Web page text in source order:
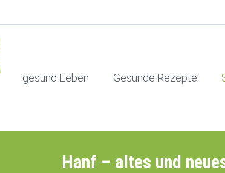
gesund Leben Gesunde Rezepte
Hanf – altes und